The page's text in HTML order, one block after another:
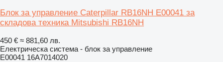
Блок за управление Caterpillar RB16NH E00041 за
складова техника Mitsubishi RB16NH
450 € ≈ 881,60 лв.
Електрическа система - блок за управление
E00041 16A7014020